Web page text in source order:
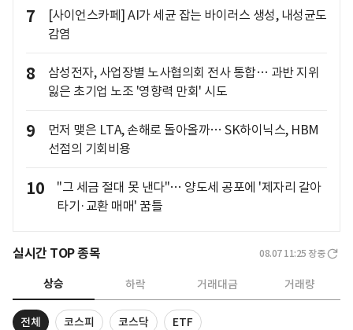
7
[사이언스카페] AI가 세균 잡는 바이러스 생성, 내성균도
감염
8
삼성전자, 사업장별 노사협의회 전사 통합… 과반 지위
잃은 초기업 노조 '영향력 만회' 시도
9
먼저 맺은 LTA, 손해로 돌아올까… SK하이닉스, HBM
선점의 기회비용
10
"그 세금 절대 못 낸다"… 양도세 공포에 '제자리 갈아
타기·교환 매매' 꿈틀
실시간 TOP 종목 08.07 11:25 장중
상승 하락 거래대금 거래량
전체 코스피 코스닥 ETF